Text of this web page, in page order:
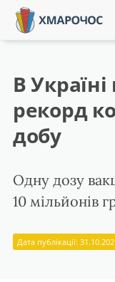
В
рекорд
добу
Одну дозу
10 мільйонів
Дата публікації: